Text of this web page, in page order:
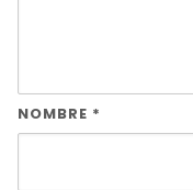
NOMBRE *